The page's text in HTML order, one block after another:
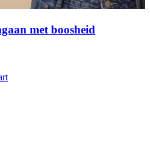
met boosheid